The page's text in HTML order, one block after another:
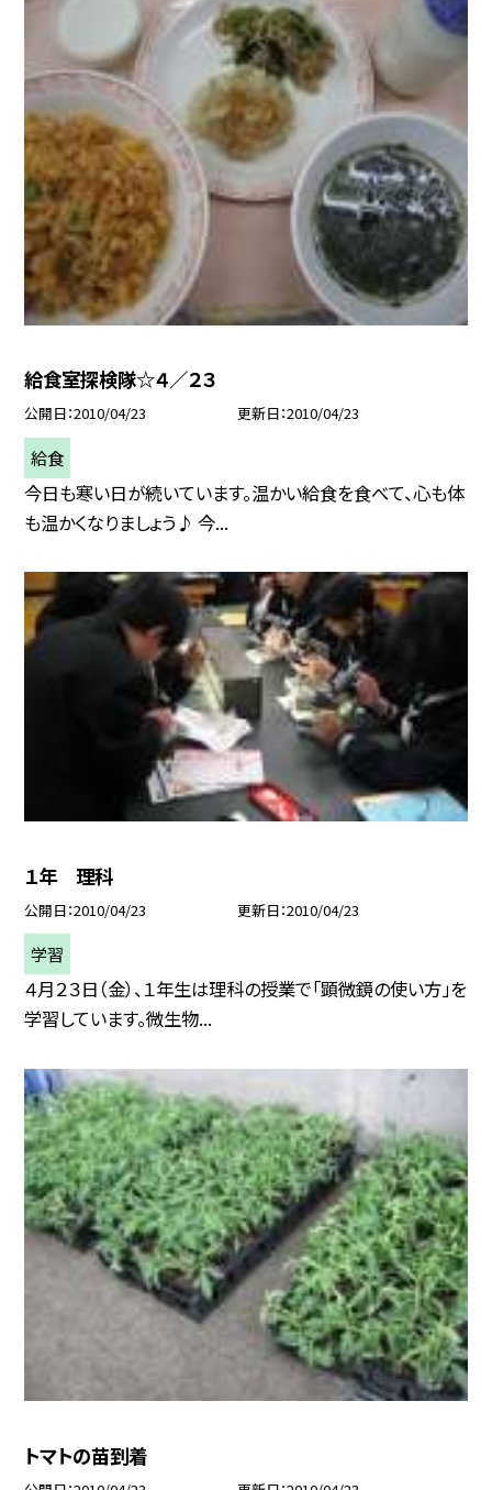
給食室探検隊☆４／２３
公開日 2010/04/23 更新日 2010/04/23
給食
今日も寒い日が続いています。温かい給食を食べて、心も体
も温かくなりましょう♪ 今...
１年 理科
公開日 2010/04/23 更新日 2010/04/23
学習
４月２３日（金）、１年生は理科の授業で「顕微鏡の使い方」を
学習しています。微生物...
トマトの苗到着